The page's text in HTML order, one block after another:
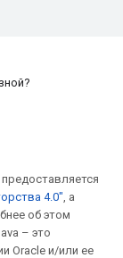
4.0", а
об этом
– это
Oracle и/или ее